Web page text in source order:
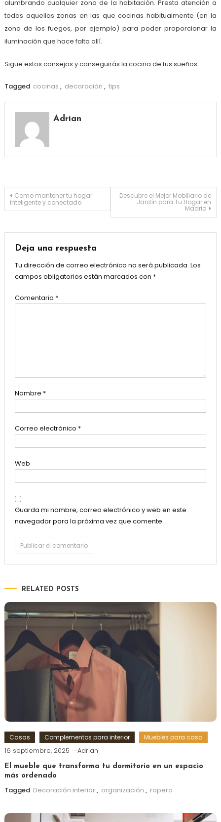
alumbrando cualquier zona de la habitación. Presta atención a
todas aquellas zonas en las que cocinas habitualmente (en la
zona de los fuegos, por ejemplo) para poder proporcionar la
iluminación que hace falta allí.
Sigue estos consejos y conseguirás la cocina de tus sueños.
Tagged cocinas , decoración , tips
Adrian
Navegación
entradas
Como mantener tu hogar
inteligente y conectado
Descubre el Mejor Mobiliario de
Jardín para Tu Hogar en
Madrid
Deja una respuesta
Tu dirección de correo electrónico no será publicada. Los
campos obligatorios están marcados con *
Comentario *
Nombre *
Correo electrónico *
Web
Guarda mi nombre, correo electrónico y web en este
navegador para la próxima vez que comente.
RELATED POSTS
Casas Complementos para interior Muebles para casa
16 septiembre, 2025 Adrian
El mueble que transforma tu dormitorio en un espacio
más ordenado
Tagged Decoración interior, organización , ropero